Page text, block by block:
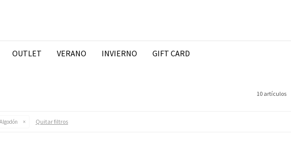
OUTLET VERANO INVIERNO GIFT CARD
10 artículos
Quitar filtros